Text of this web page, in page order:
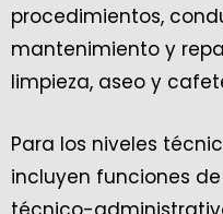
procedimientos,
mantenimiento y
limpieza, aseo y
Para los niveles
incluyen funciones